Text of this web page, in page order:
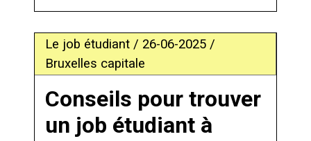
Le job étudiant / 26-06-2025 /
Bruxelles capitale
Conseils pour trouver
un job étudiant à